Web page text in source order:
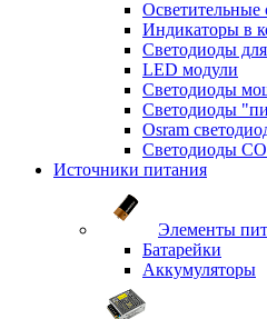
Осветительные
Индикаторы в
Светодиоды
LED модули
Светодиоды
Светодиоды
Osram
Светодиоды
Источники питания
Элементы
Батарейки
Аккумуляторы